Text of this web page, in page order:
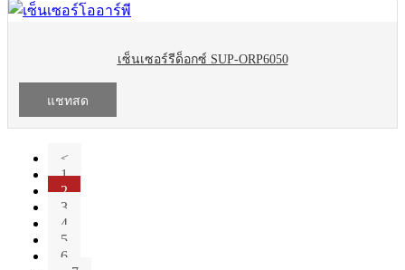
เซ็นเซอร์รีด็อกซ์ SUP-ORP6050
แชทสด
<
1
2
3
4
5
6